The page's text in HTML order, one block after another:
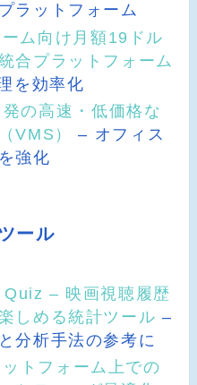
ラットフォーム
ム向け月額19ドル
合プラットフォーム
を効率化
の高速・低価格な
VMS）
– オフィス
強化
ール
– 映画視聴履歴
しめる統計ツール –
分析手法の参考に
トフォーム上での